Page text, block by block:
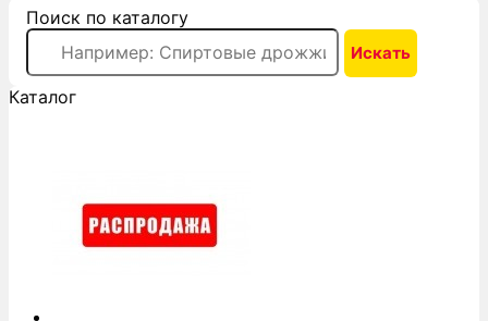
Поиск по каталогу
Каталог